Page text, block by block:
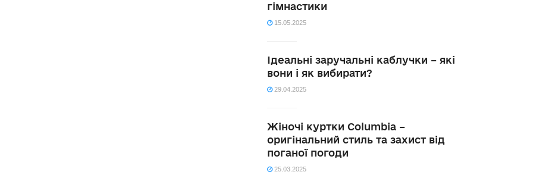
гімнастики
15.05.2025
Ідеальні заручальні каблучки – які
вони і як вибирати?
29.04.2025
Жіночі куртки Columbia –
оригінальний стиль та захист від
поганої погоди
25.03.2025